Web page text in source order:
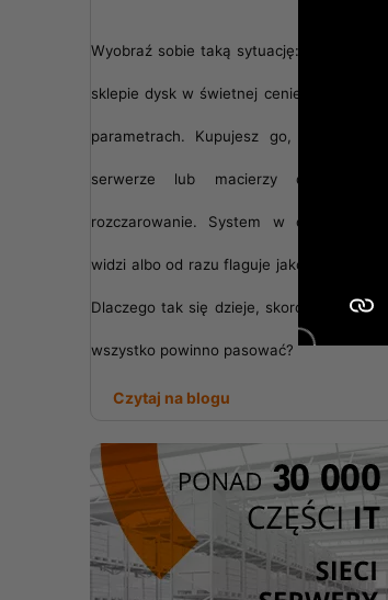
Wyobraź sobie taką sytuację: znajdujesz w
sklepie dysk w świetnej cenie i o idealnych
parametrach. Kupujesz go, montujesz w
serwerze lub macierzy dyskowej i...
rozczarowanie. System w ogóle go nie
widzi albo od razu flaguje jako uszkodzony.
Dlaczego tak się dzieje, skoro teoretycznie
wszystko powinno pasować?
Czytaj na blogu